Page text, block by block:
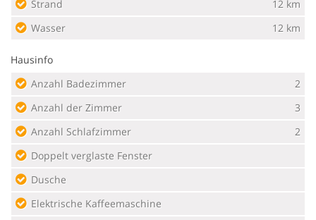
Strand
12 km
Wasser
12 km
Hausinfo
Anzahl Badezimmer
2
Anzahl der Zimmer
3
Anzahl Schlafzimmer
2
Doppelt verglaste Fenster
Dusche
Elektrische Kaffeemaschine